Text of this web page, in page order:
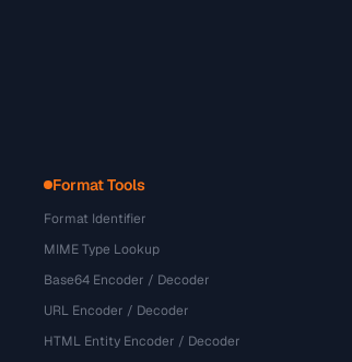
Format Tools
Format Identifier
MIME Type Lookup
Base64 Encoder / Decoder
URL Encoder / Decoder
HTML Entity Encoder / Decoder